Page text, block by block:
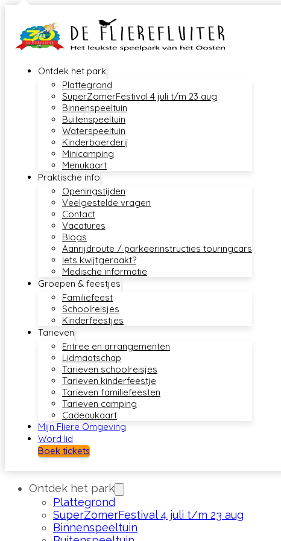
Ontdek het park
Plattegrond
SuperZomerFestival 4 juli t/m 23 aug
Binnenspeeltuin
Buitenspeeltuin
Waterspeeltuin
Kinderboerderij
Minicamping
Menukaart
Praktische info
Openingstijden
Veelgestelde vragen
Contact
Vacatures
Blogs
Aanrijdroute / parkeerinstructies touringcars
Iets kwijtgeraakt?
Medische informatie
Groepen & feestjes
Familiefeest
Schoolreisjes
Kinderfeestjes
Tarieven
Entree en arrangementen
Lidmaatschap
Tarieven schoolreisjes
Tarieven kinderfeestje
Tarieven familiefeesten
Tarieven camping
Cadeaukaart
Mijn Fliere Omgeving
Word lid
Boek tickets
Ontdek het park
Plattegrond
SuperZomerFestival 4 juli t/m 23 aug
Binnenspeeltuin